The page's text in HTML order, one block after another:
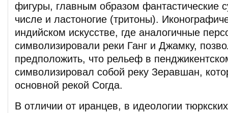
фигуры, главным образом фантастические
числе и ластоногие (тритоны).
индийском искусстве, где аналогичные
символизировали реки Ганг и Джамку,
предположить, что рельеф в
символизировал собой реку Зеравшан,
основной рекой Согда.
В отличии от иранцев, в идеологии